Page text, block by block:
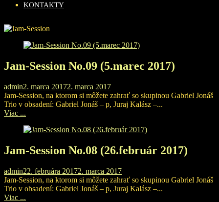
KONTAKTY
Jam-Session No.09 (5.marec 2017)
admin2. marca 20172. marca 2017
Jam-Session, na ktorom si môžete zahrať so skupinou Gabriel Jonáš
Trio v obsadení: Gabriel Jonáš – p, Juraj Kalász –...
Viac ...
Jam-Session No.08 (26.február 2017)
admin22. februára 20172. marca 2017
Jam-Session, na ktorom si môžete zahrať so skupinou Gabriel Jonáš
Trio v obsadení: Gabriel Jonáš – p, Juraj Kalász –...
Viac ...